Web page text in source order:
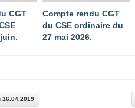
CGT
Compte rendu CGT
du CSE ordinaire du
27 mai 2026.
16.04.2019